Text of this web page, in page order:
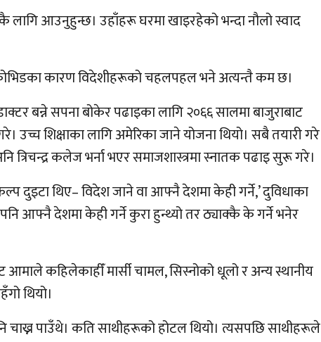
लागि आउनुहुन्छ। उहाँहरू घरमा खाइरहेको भन्दा नौलो स्वाद
कारण विदेशीहरूको चहलपहल भने अत्यन्तै कम छ।
बन्ने सपना बोकेर पढाइका लागि २०६६ सालमा बाजुराबाट
उच्च शिक्षाका लागि अमेरिका जाने योजना थियो। सबै तयारी गरे
त्रिचन्द्र कलेज भर्ना भएर समाजशास्त्रमा स्नातक पढाइ सुरू गरे।
दुइटा थिए– विदेश जाने वा आफ्नै देशमा केही गर्ने,’ दुविधाका
आफ्नै देशमा केही गर्ने कुरा हुन्थ्यो तर ठ्याक्कै के गर्ने भनेर
कहिलेकाहीँ मार्सी चामल, सिस्नोको धूलो र अन्य स्थानीय
थियो।
चाख्न पाउँथे। कति साथीहरूको होटल थियो। त्यसपछि साथीहरूले